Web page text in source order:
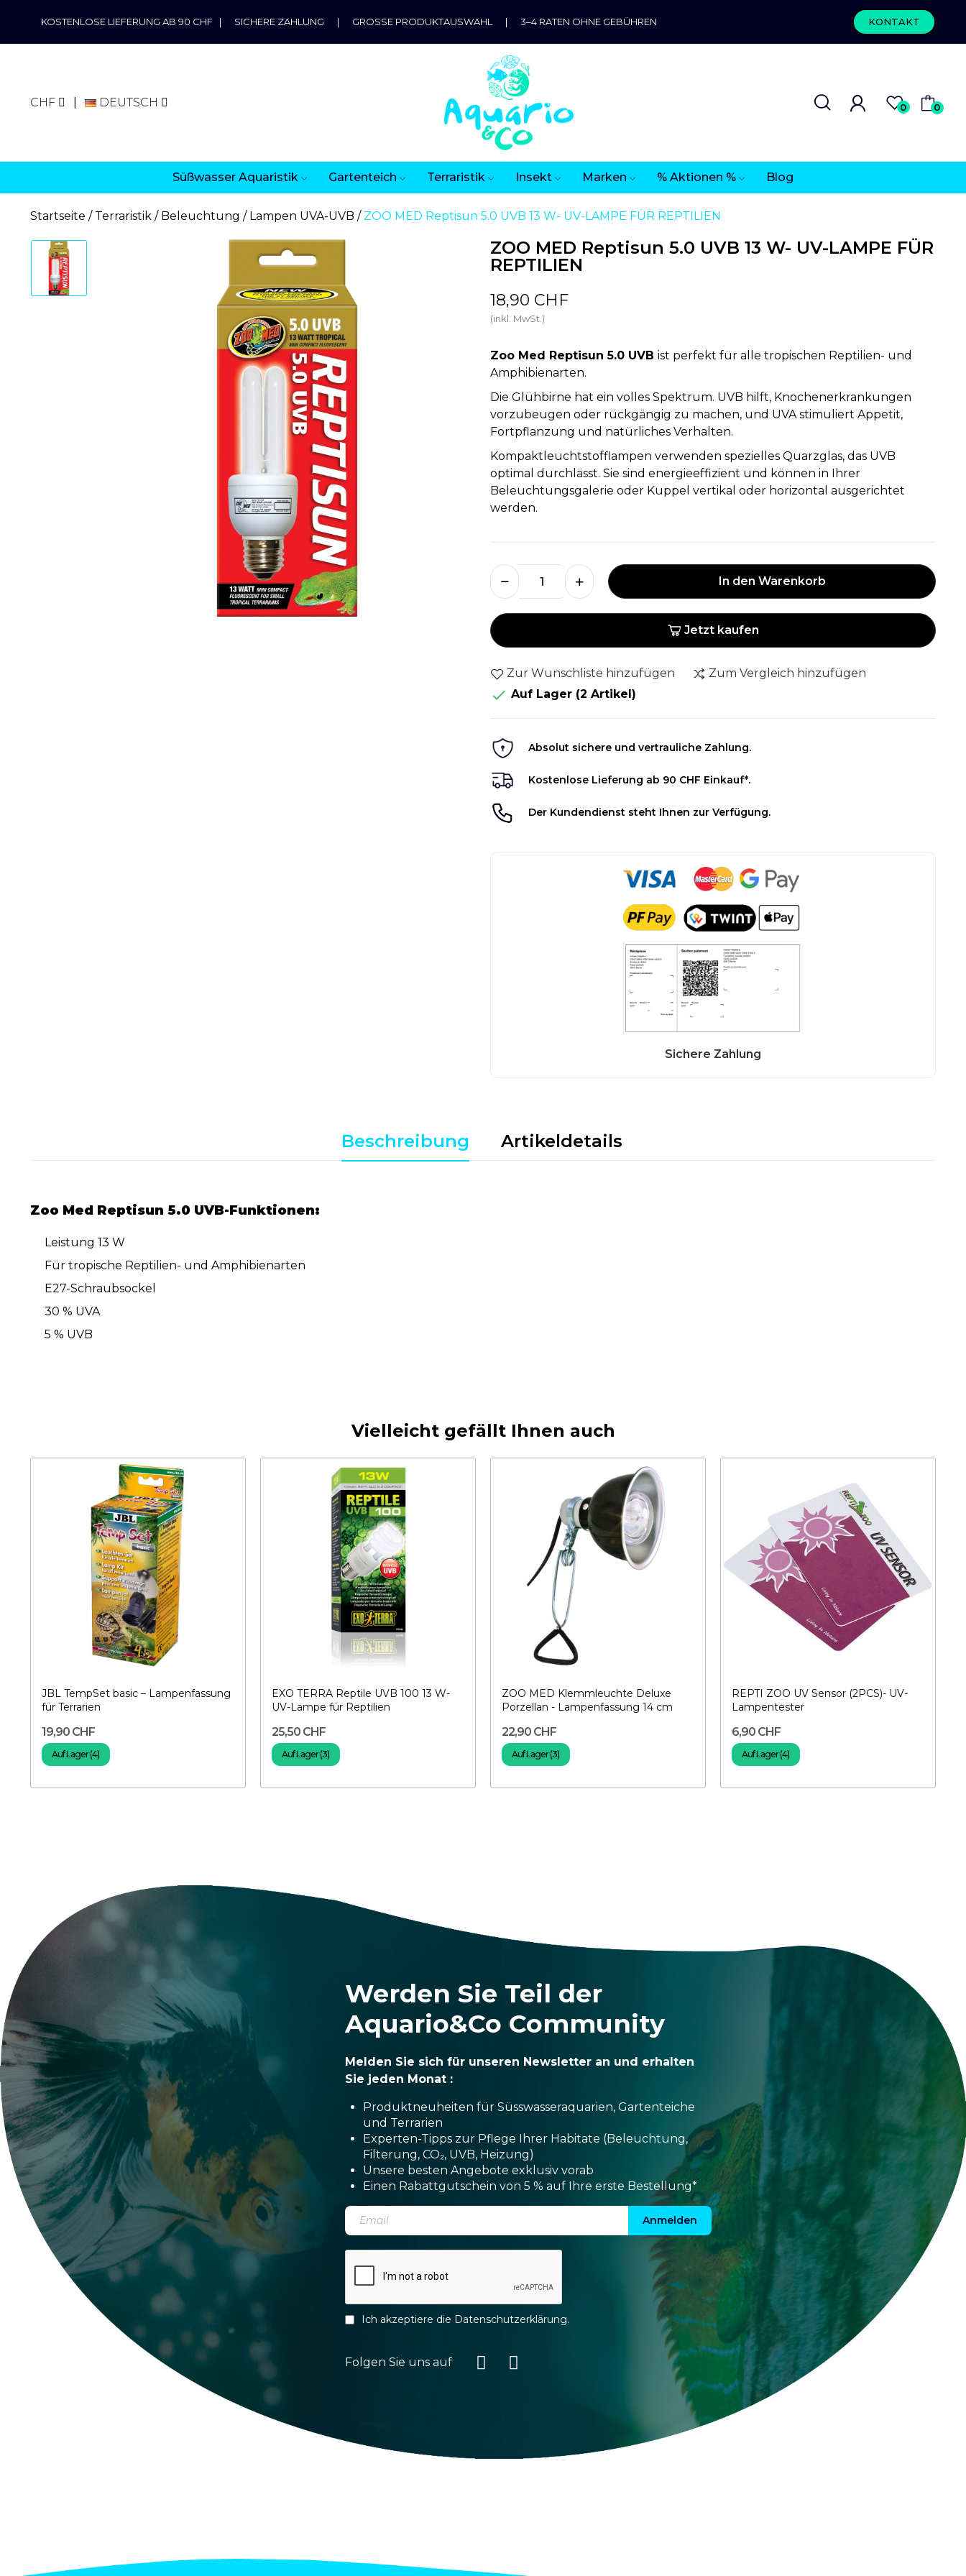
KOSTENLOSE LIEFERUNG AB 90 CHF | SICHERE ZAHLUNG | GROSSE PRODUKTAUSWAHL | 3–4 RATEN OHNE GEBÜHREN KONTAKT
CHF DEUTSCH 0 0
Süßwasser Aquaristik Gartenteich Terraristik Insekt Marken % Aktionen % Blog
Startseite Terraristik Beleuchtung Lampen UVA-UVB ZOO MED Reptisun 5.0 UVB 13 W- UV-LAMPE FÜR REPTILIEN
ZOO MED Reptisun 5.0 UVB 13 W- UV-LAMPE FÜR
REPTILIEN
18,90 CHF
(inkl. MwSt.)
Zoo Med Reptisun 5.0 UVB ist perfekt für alle tropischen Reptilien- und
Amphibienarten.
Die Glühbirne hat ein volles Spektrum. UVB hilft, Knochenerkrankungen
vorzubeugen oder rückgängig zu machen, und UVA stimuliert Appetit,
Fortpflanzung und natürliches Verhalten.
Kompaktleuchtstofflampen verwenden spezielles Quarzglas, das UVB
optimal durchlässt. Sie sind energieeffizient und können in Ihrer
Beleuchtungsgalerie oder Kuppel vertikal oder horizontal ausgerichtet
werden.
In den Warenkorb
Jetzt kaufen
Zur Wunschliste hinzufügen Zum Vergleich hinzufügen
 Auf Lager (2 Artikel)
Absolut sichere und vertrauliche Zahlung.
Kostenlose Lieferung ab 90 CHF Einkauf*.
Der Kundendienst steht Ihnen zur Verfügung.
Beschreibung Artikeldetails
Zoo Med Reptisun 5.0 UVB-Funktionen:
Leistung 13 W
Für tropische Reptilien- und Amphibienarten
E27-Schraubsockel
30 % UVA
5 % UVB
Vielleicht gefällt Ihnen auch
JBL TempSet basic – Lampenfassung
für Terrarien
19,90 CHF
Auf Lager (4)
EXO TERRA Reptile UVB 100 13 W-
UV-Lampe für Reptilien
25,50 CHF
Auf Lager (3)
ZOO MED Klemmleuchte Deluxe
Porzellan - Lampenfassung 14 cm
22,90 CHF
Auf Lager (3)
REPTI ZOO UV Sensor (2PCS)- UV-
Lampentester
6,90 CHF
Auf Lager (4)
Werden Sie Teil der
Aquario&Co Community
Melden Sie sich für unseren Newsletter an und erhalten
Sie jeden Monat :
Produktneuheiten für Süsswasseraquarien, Gartenteiche
und Terrarien
Experten-Tipps zur Pflege Ihrer Habitate (Beleuchtung,
Filterung, CO₂, UVB, Heizung)
Unsere besten Angebote exklusiv vorab
Einen Rabattgutschein von 5 % auf Ihre erste Bestellung*
Anmelden
Ich akzeptiere die Datenschutzerklärung.
Folgen Sie uns auf